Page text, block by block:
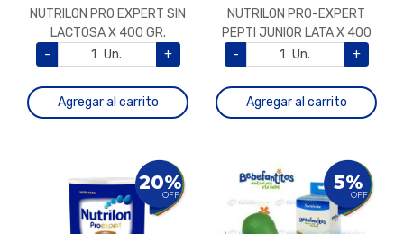
NUTRILON PRO EXPERT SIN
LACTOSA X 400 GR.
-
Un. +
Agregar al carrito
NUTRILON PRO-EXPERT
PEPTI JUNIOR LATA X 400
GR
- Un. +
Agregar al carrito
20%
OFF
5%
OFF